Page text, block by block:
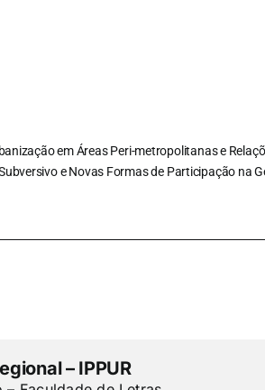
em Áreas Peri-metropolitanas e
e Novas Formas de Participação na
– IPPUR